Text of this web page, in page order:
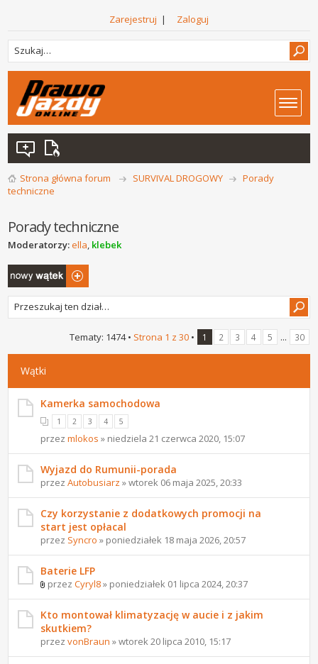
Zarejestruj | Zaloguj
Strona główna forum SURVIVAL DROGOWY
Porady
techniczne
Porady techniczne
Moderatorzy:ella, klebek
Napisz wątek
Tematy: 1474 • Strona 1 z 30• 1 2 3 4 5 ... 30
Wątki
Kamerka samochodowa
1 2 3 4 5
przezmlokos » niedziela 21 czerwca 2020, 15:07
Wyjazd do Rumunii-porada
przezAutobusiarz » wtorek 06 maja 2025, 20:33
Czy korzystanie z dodatkowych promocji na
start jest opłacal
przez Syncro » poniedziałek 18 maja 2026, 20:57
Baterie LFP
przezCyryl8» poniedziałek 01 lipca 2024, 20:37
Kto montował klimatyzację w aucie i z jakim
skutkiem?
przezvonBraun » wtorek 20 lipca 2010, 15:17